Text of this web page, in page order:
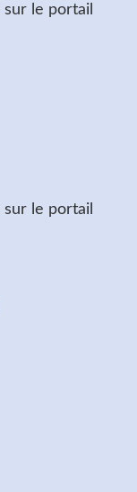
sur le portail
sur le portail